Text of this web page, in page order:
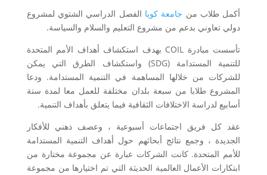
أكمل طلاب من جامعة كويا الفصل الدراسي الشتوي لمشروع
دولي تعاوني بدعم من مشروع التعليم والسلام والسياسة.
تأسست مبادرة COIL بهدف استكشاف أهداف الأمم المتحدة
للتنمية المستدامة (SDG) واستكشاف الطرق التي يمكن
للشركات من خلالها المساهمة في التنمية المستدامة. ودعا
المشروع طلابا من سبعة بلدان مختلفة للعمل معا لمدة ستة
أسابيع لدراسة الاختلافات الثقافية فيما يتعلق بأهداف التنمية.
عقد كل فريق اجتماعات أسبوعية ، وعصف ذهني للأفكار
الجديدة ، وجمع نتائج أبحاثهم حول أهداف التنمية المستدامة
للأمم المتحدة. كانت الشركات عبارة عن مجموعة مختارة من
ابتكارات الأعمال العالمية الحديثة التي تم اختيارها من مجموعة